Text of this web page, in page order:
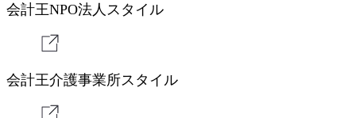
会計王NPO法⼈スタイル
会計王介護事業所スタイル